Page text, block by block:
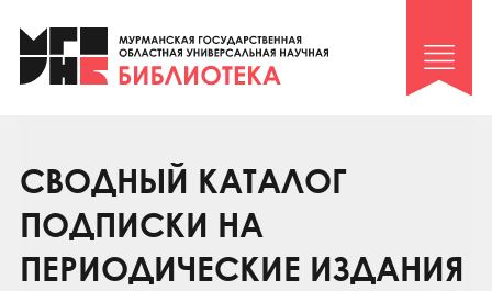
Клуб «Гиря и сельдерей»
Клуб «Семейный архив»
Коллегам
Контакты
СВОДНЫЙ КАТАЛОГ
ПОДПИСКИ НА
ПЕРИОДИЧЕСКИЕ ИЗДАНИЯ